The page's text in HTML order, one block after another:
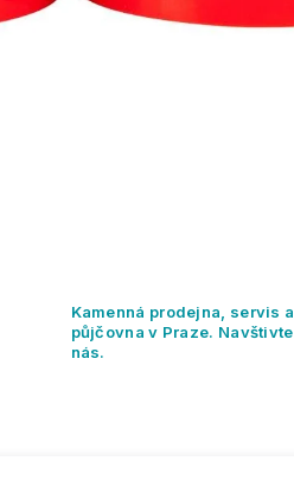
Kamenná prodejna, servis a
půjčovna v Praze. Navštivte
nás.